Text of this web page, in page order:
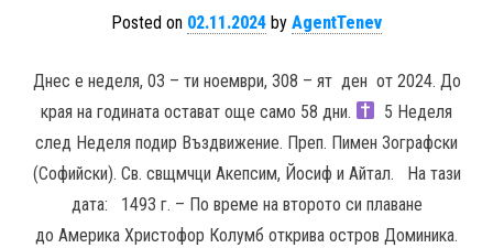
Posted on 02.11.2024 by AgentTenev
Днес е неделя, 03 – ти ноември, 308 – ят ден от 2024. До
края на годината остават още само 58 дни.
5 Неделя
след Неделя подир Въздвижение. Преп. Пимен Зографски
(Софийски). Св. свщмчци Акепсим, Йосиф и Айтал. На тази
дата: 1493 г. – По време на второто си плаване
до Америка Христофор Колумб открива остров Доминика.